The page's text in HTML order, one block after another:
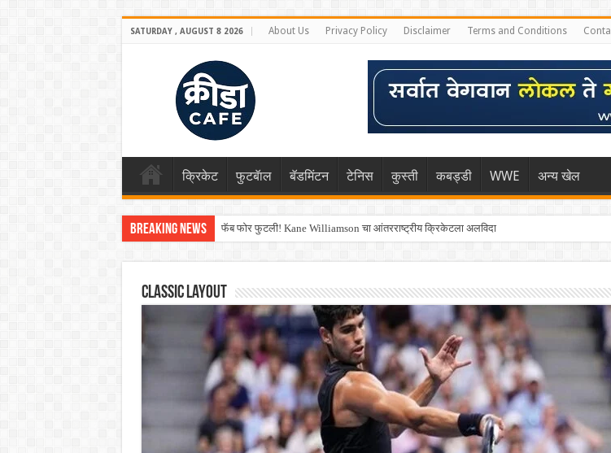
SATURDAY , AUGUST 8 2026 About Us Privacy Policy Disclaimer Terms and Conditions
क्रिकेट फुटबॅाल बॅडमिंटन टेनिस कुस्ती कबड्डी WWE अन्य खेल
Breaking News फॅब फोर फुटली! Kane Williamson चा आंतरराष्ट्रीय क्रिकेटला अलविदा
Shreyas Iyer कॅप्टन झाला! टी20 ची पुन्हा मुंबईकराच्या खांद्यावर, एशियन गेम्स…
Classic Layout